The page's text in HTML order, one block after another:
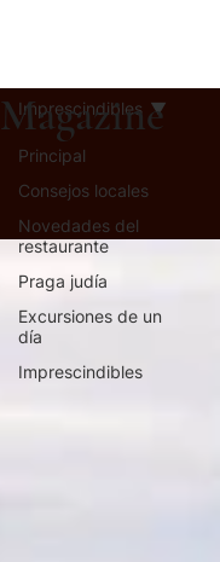
Principal
Consejos locales
Novedades del
restaurante
Praga judía
Excursiones de un
día
Imprescindibles
Imprescindibles
Magazine